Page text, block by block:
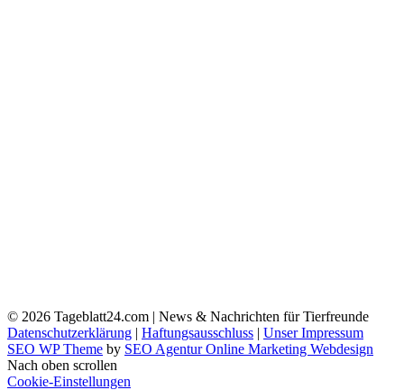
© 2026 Tageblatt24.com | News & Nachrichten für Tierfreunde
Datenschutzerklärung | Haftungsausschluss | Unser Impressum
SEO WP Theme by SEO Agentur Online Marketing Webdesign
Nach oben scrollen
Cookie-Einstellungen